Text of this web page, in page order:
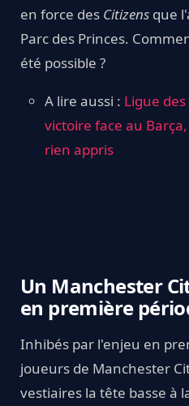
en force des Citizens que
Parc des Princes.
été possible ?
A lire aussi : Ligue
victoire face au Barça,
rien appris
Un Manchester
en première
Inhibés par l'enjeu en
joueurs de Manchester
vestiaires la tête basse à